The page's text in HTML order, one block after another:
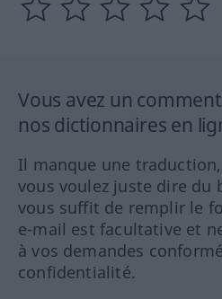
Vous avez un
nos dictionnaires en
Il manque une
vous voulez juste dire du
vous suffit de remplir le
e-mail est facultative et
à vos demandes
confidentialité.